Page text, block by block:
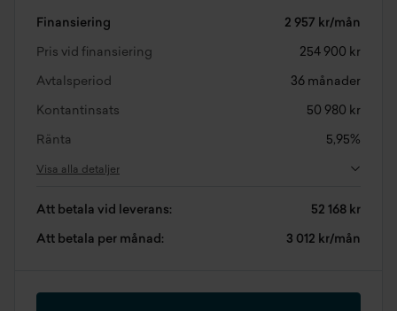
Finansiering 2 957 kr/mån
Pris vid finansiering 254 900 kr
Avtalsperiod 36 månader
Kontantinsats 50 980 kr
Ränta 5,95%
Visa alla detaljer
Att betala vid leverans: 52 168 kr
Att betala per månad: 3 012 kr/mån